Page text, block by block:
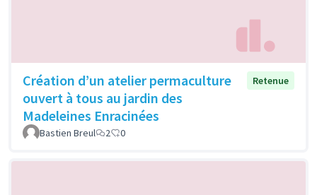
Création d’un atelier permaculture
ouvert à tous au jardin des
Madeleines Enracinées
Retenue
Bastien Breul 2 0